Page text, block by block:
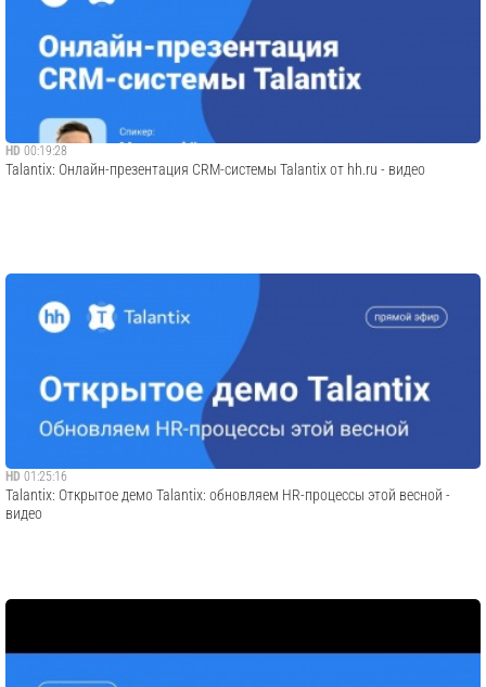
HD 00:19:28
Talantix: Онлайн-презентация CRM-системы Talantix от hh.ru - видео
HD 01:25:16
Talantix: Открытое демо Talantix: обновляем HR-процессы этой весной -
видео